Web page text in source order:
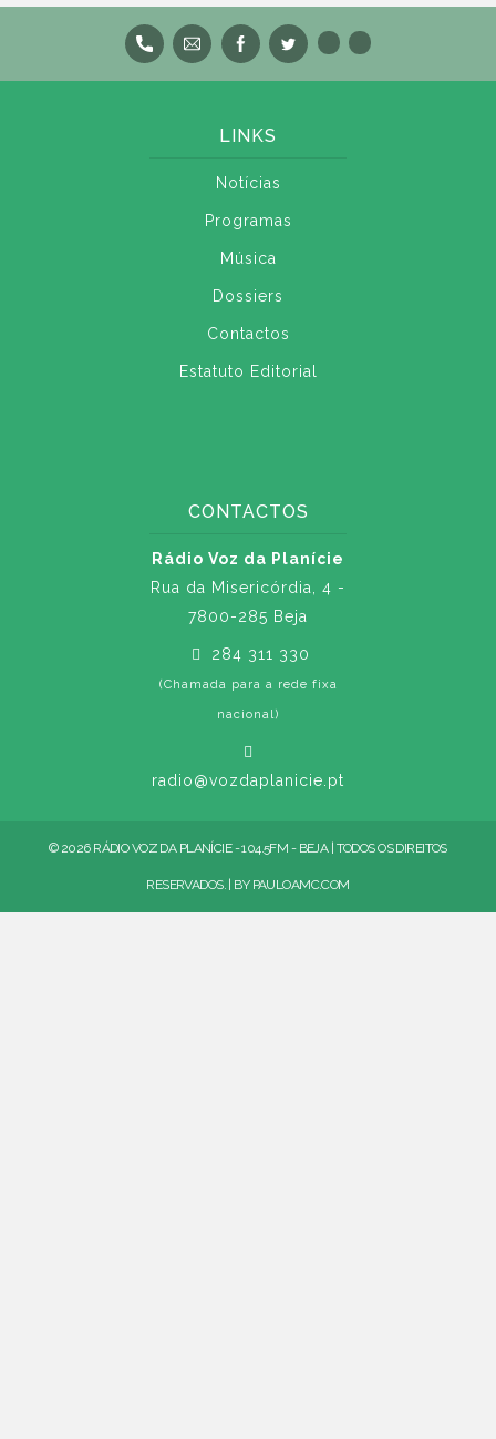
LINKS
Notícias
Programas
Música
Dossiers
Contactos
Estatuto Editorial
CONTACTOS
Rádio Voz da Planície
Rua da Misericórdia, 4 -
7800-285 Beja
284 311 330
(Chamada para a rede fixa
nacional)
radio@vozdaplanicie.pt
© 2026 RÁDIO VOZ DA PLANÍCIE - 104.5FM - BEJA | TODOS OS DIREITOS
RESERVADOS. | BY PAULOAMC.COM